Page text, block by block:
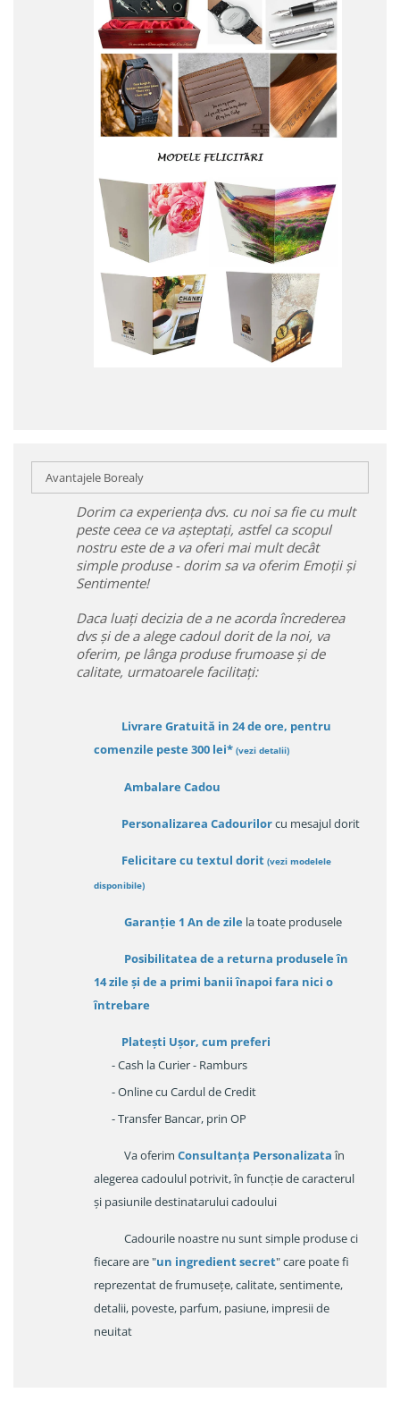
Avantajele Borealy
Dorim ca experiența dvs. cu noi sa fie cu mult
peste ceea ce va așteptați, astfel ca scopul
nostru este de a va oferi mai mult decât
simple produse - dorim sa va oferim Emoții și
Sentimente!
Daca luați decizia de a ne acorda încrederea
dvs și de a alege cadoul dorit de la noi, va
oferim, pe lânga produse frumoase și de
calitate, urmatoarele facilitați:
Livrare Gratuită in 24 de ore, pentru
comenzile peste 300 lei* (vezi detalii)
Ambalare Cadou
Personalizarea Cadourilorcu mesajul dorit
Felicitare cu textul dorit (vezi modelele
disponibile)
Garanție 1 An de zile la toate produsele
Posibilitatea de a returna produsele în
14 zileși de a primi banii înapoi fara nici o
întrebare
Platești Ușor, cum preferi
- Cash la Curier - Ramburs
- Online cu Cardul de Credit
- Transfer Bancar, prin OP
Va oferim Consultanța Personalizataîn
alegerea cadoulul potrivit, în funcție de caracterul
și pasiunile destinatarului cadoului
Cadourile noastre nu sunt simple produse ci
fiecare are "un ingredient secret" care poate fi
reprezentat de frumusețe, calitate, sentimente,
detalii, poveste, parfum, pasiune, impresii de
neuitat